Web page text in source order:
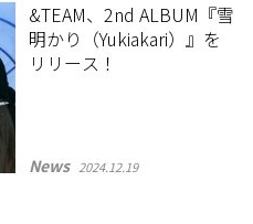
&TEAM、2nd ALBUM『雪
明かり（Yukiakari）』を
リリース！
News 2024.12.19